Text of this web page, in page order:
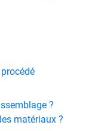
?
matériaux ?